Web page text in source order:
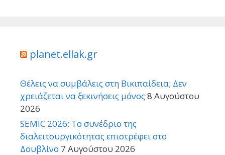
planet.ellak.gr
Θέλεις να συμβάλεις στη Βικιπαίδεια; Δεν
χρειάζεται να ξεκινήσεις μόνος 8 Αυγούστου
2026
SEMIC 2026: Το συνέδριο της
διαλειτουργικότητας επιστρέφει στο
Δουβλίνο 7 Αυγούστου 2026